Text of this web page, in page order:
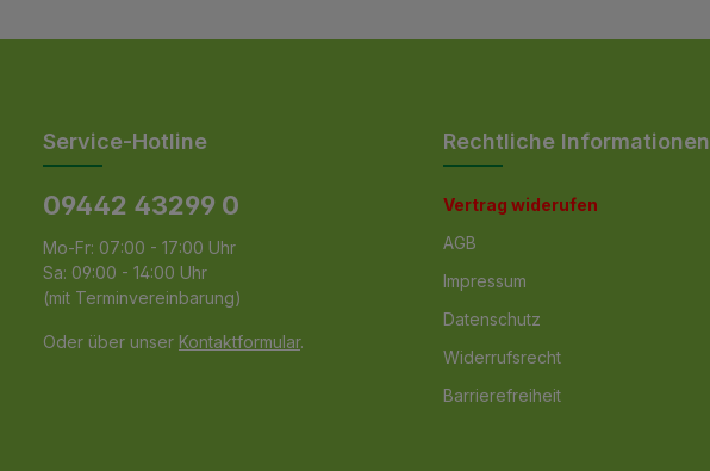
Service-Hotline
09442 43299 0
Mo-Fr: 07:00 - 17:00 Uhr
Sa: 09:00 - 14:00 Uhr
(mit Terminvereinbarung)
Oder über unser Kontaktformular.
Rechtliche Informationen
Vertrag widerufen
AGB
Impressum
Datenschutz
Widerrufsrecht
Barrierefreiheit